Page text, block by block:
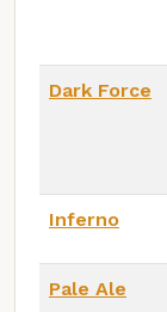
Dark Force
Inferno
Pale Ale